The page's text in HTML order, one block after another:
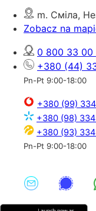
m. Сміла,
Zobacz na
0 800 33 00
+380 (44)
Pn-Pt 9:00-18:00
+380 (99)
+380 (98) 334
+380 (93) 334
Pn-Pt 9:00-18:00